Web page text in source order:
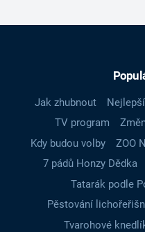
Jak zhubnout
TV program
Kdy budou volby
ZOO
7 pádů Honzy Dědka
Tatarák podle
Pěstování
Tvarohové